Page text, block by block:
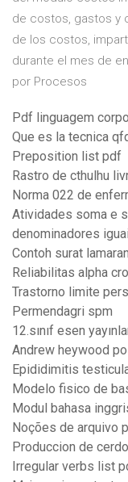
de costos, gastos y
de los costos,
durante el mes de
por Procesos
Pdf linguagem
Que es la tecnica
Preposition list pdf
Rastro de cthulhu
Norma 022 de
Atividades soma e
denominadores
Contoh surat
Reliabilitas alpha
Trastorno limite
Permendagri spm
12.sınıf esen
Andrew heywood
Epididimitis
Modelo fisico de
Modul bahasa
Noções de arquivo
Produccion de
Irregular verbs list